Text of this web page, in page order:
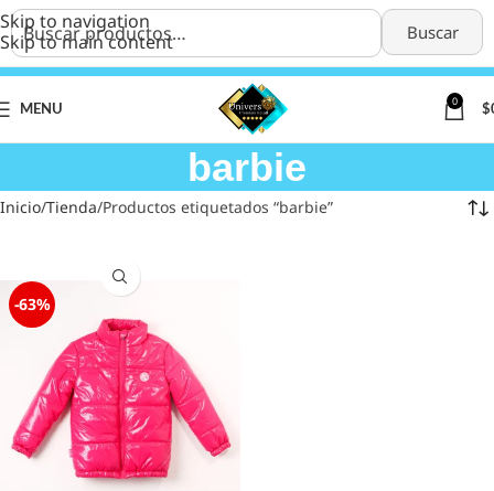
Buscar
Skip to navigation
Skip to main content
MENU
0
$
barbie
Inicio Tienda Productos etiquetados “barbie”
-63%